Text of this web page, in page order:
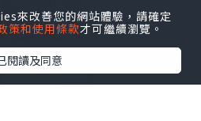
來改善您的網站體驗，請確定
策和使用條款才可繼續瀏覽。
閱讀及同意